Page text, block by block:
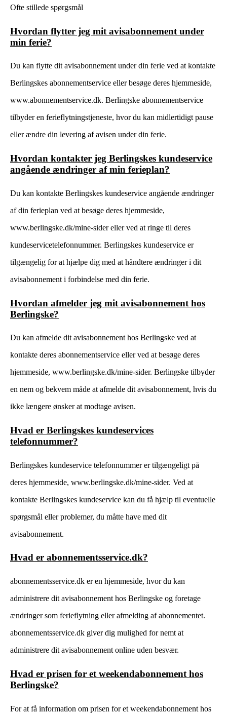
Ofte stillede spørgsmål
Hvordan flytter jeg mit avisabonnement under
min ferie?
Du kan flytte dit avisabonnement under din ferie ved at kontakte
Berlingskes abonnementservice eller besøge deres hjemmeside,
www.abonnementservice.dk. Berlingske abonnementservice
tilbyder en ferieflytningstjeneste, hvor du kan midlertidigt pause
eller ændre din levering af avisen under din ferie.
Hvordan kontakter jeg Berlingskes kundeservice
angående ændringer af min ferieplan?
Du kan kontakte Berlingskes kundeservice angående ændringer
af din ferieplan ved at besøge deres hjemmeside,
www.berlingske.dk/mine-sider eller ved at ringe til deres
kundeservicetelefonnummer. Berlingskes kundeservice er
tilgængelig for at hjælpe dig med at håndtere ændringer i dit
avisabonnement i forbindelse med din ferie.
Hvordan afmelder jeg mit avisabonnement hos
Berlingske?
Du kan afmelde dit avisabonnement hos Berlingske ved at
kontakte deres abonnementservice eller ved at besøge deres
hjemmeside, www.berlingske.dk/mine-sider. Berlingske tilbyder
en nem og bekvem måde at afmelde dit avisabonnement, hvis du
ikke længere ønsker at modtage avisen.
Hvad er Berlingskes kundeservices
telefonnummer?
Berlingskes kundeservice telefonnummer er tilgængeligt på
deres hjemmeside, www.berlingske.dk/mine-sider. Ved at
kontakte Berlingskes kundeservice kan du få hjælp til eventuelle
spørgsmål eller problemer, du måtte have med dit
avisabonnement.
Hvad er abonnementsservice.dk?
abonnementsservice.dk er en hjemmeside, hvor du kan
administrere dit avisabonnement hos Berlingske og foretage
ændringer som ferieflytning eller afmelding af abonnementet.
abonnementsservice.dk giver dig mulighed for nemt at
administrere dit avisabonnement online uden besvær.
Hvad er prisen for et weekendabonnement hos
Berlingske?
For at få information om prisen for et weekendabonnement hos